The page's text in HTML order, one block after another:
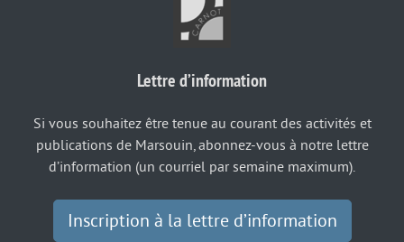
Lettre d’information
Si vous souhaitez être tenue au courant des activités et
publications de Marsouin, abonnez-vous à notre lettre
d’information (un courriel par semaine maximum).
Inscription à la lettre d’information